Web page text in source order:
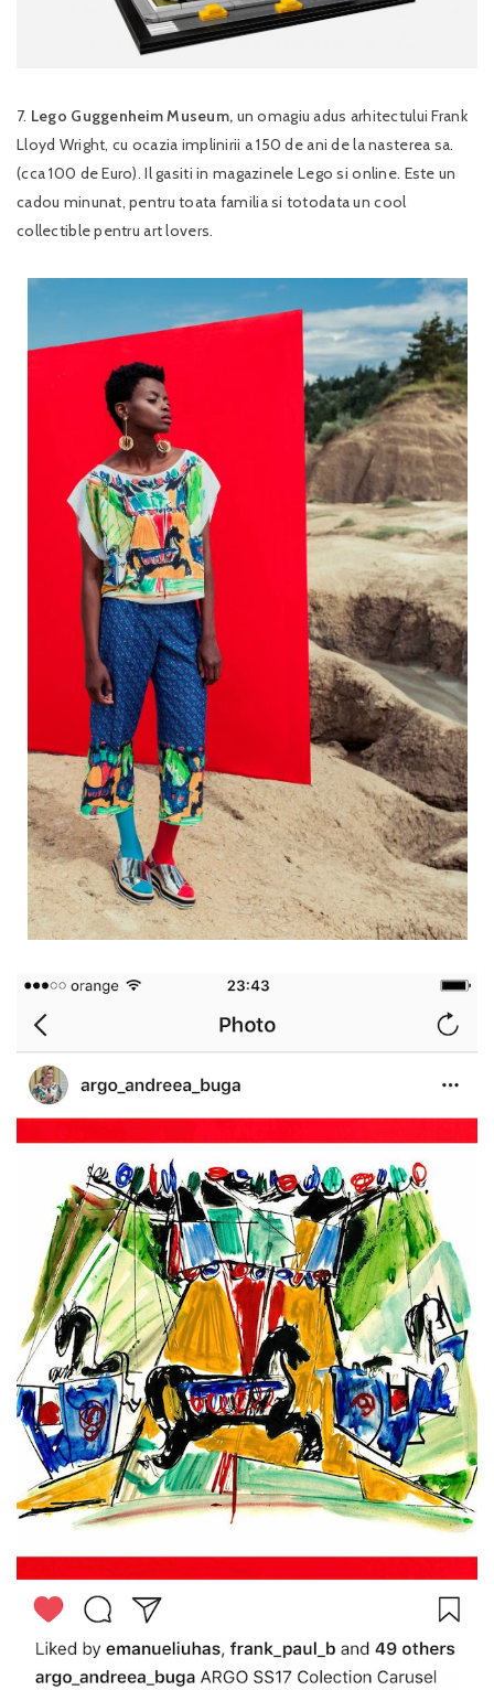
7. Lego Guggenheim Museum, un omagiu adus arhitectului Frank
Lloyd Wright, cu ocazia implinirii a 150 de ani de la nasterea sa.
(cca 100 de Euro). Il gasiti in magazinele Lego si online. Este un
cadou minunat, pentru toata familia si totodata un cool
collectible pentru art lovers.